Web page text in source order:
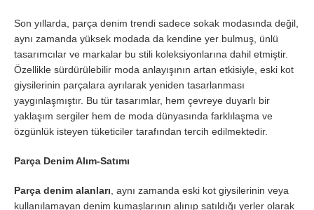
Son yıllarda, parça denim trendi sadece sokak modasında değil,
aynı zamanda yüksek modada da kendine yer bulmuş, ünlü
tasarımcılar ve markalar bu stili koleksiyonlarına dahil etmiştir.
Özellikle sürdürülebilir moda anlayışının artan etkisiyle, eski kot
giysilerinin parçalara ayrılarak yeniden tasarlanması
yaygınlaşmıştır. Bu tür tasarımlar, hem çevreye duyarlı bir
yaklaşım sergiler hem de moda dünyasında farklılaşma ve
özgünlük isteyen tüketiciler tarafından tercih edilmektedir.
Parça Denim Alım-Satımı
Parça denim alanları , aynı zamanda eski kot giysilerinin veya
kullanılamayan denim kumaşlarının alınıp satıldığı yerler olarak